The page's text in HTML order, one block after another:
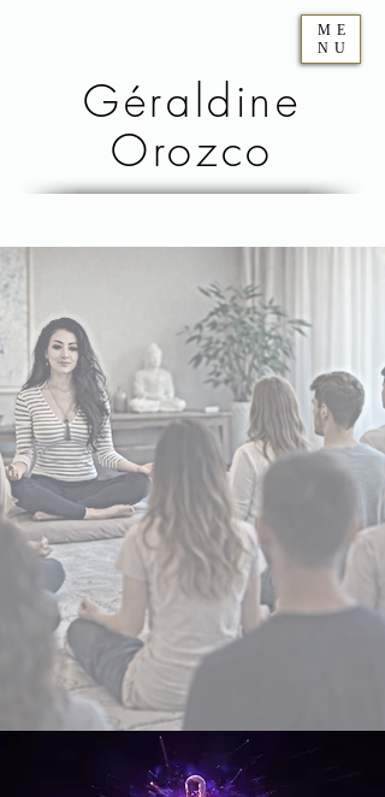
Géraldine
Orozco
ME
NU